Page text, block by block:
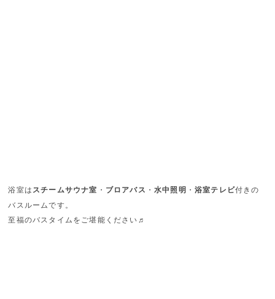
浴室はスチームサウナ室 ・ ブロアバス ・水中照明 ・浴室テレビ付きの
バスルームです。
至福のバスタイムをご堪能ください♬